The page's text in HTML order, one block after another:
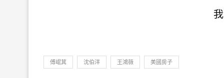
傅崐萁 沈伯洋 王鴻薇 美國房子